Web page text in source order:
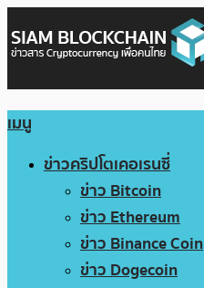
เมนู
ข่าวคริปโตเคอเรนซี่
ข่าว Bitcoin
ข่าว Ethereum
ข่าว Binance Coin
ข่าว Dogecoin